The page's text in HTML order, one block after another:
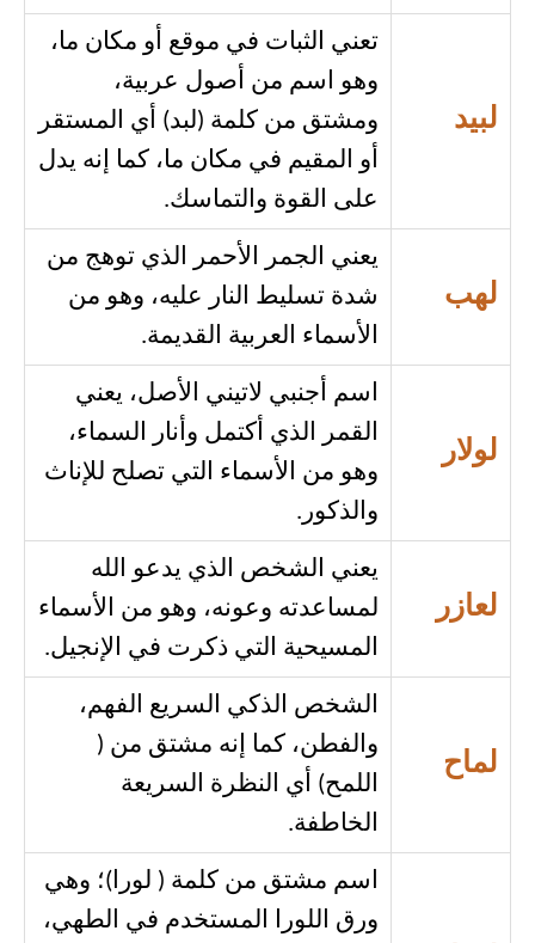
لبيد
تعني الثبات في موقع أو مكان ما،
وهو اسم من أصول عربية،
ومشتق من كلمة (لبد) أي المستقر
أو المقيم في مكان ما، كما إنه يدل
على القوة والتماسك.
لهب
يعني الجمر الأحمر الذي توهج من
شدة تسليط النار عليه، وهو من
الأسماء العربية القديمة.
لولار
اسم أجنبي لاتيني الأصل، يعني
القمر الذي أكتمل وأنار السماء،
وهو من الأسماء التي تصلح للإناث
والذكور.
لعازر
يعني الشخص الذي يدعو الله
لمساعدته وعونه، وهو من الأسماء
المسيحية التي ذكرت في الإنجيل.
لماح
الشخص الذكي السريع الفهم،
والفطن، كما إنه مشتق من (
اللمح) أي النظرة السريعة
الخاطفة.
اسم مشتق من كلمة ( لورا)؛ وهي
ورق اللورا المستخدم في الطهي،